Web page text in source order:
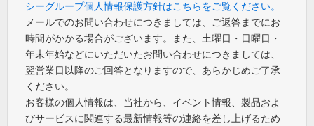
シーグループ個人情報保護方針はこちらをご覧ください。
メールでのお問い合わせにつきましては、ご返答までにお
時間がかかる場合がございます。また、土曜日・日曜日・
年末年始などにいただいたお問い合わせにつきましては、
翌営業日以降のご回答となりますので、あらかじめご了承
ください。
お客様の個人情報は、当社から、イベント情報、製品およ
びサービスに関連する最新情報等の連絡を差し上げるため